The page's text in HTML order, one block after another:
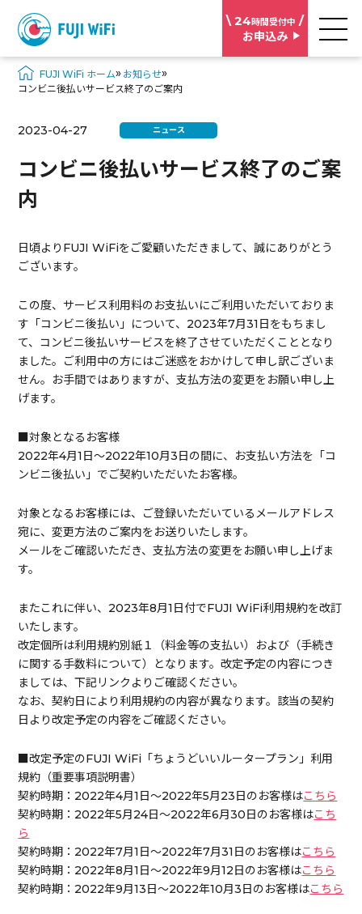
\ 24 時間受付中 /
お申込み
FUJI WiFi ホーム» お知らせ»
コンビニ後払いサービス終了のご案内
2023-04-27 ニュース
コンビニ後払いサービス終了のご案
内
日頃よりFUJI WiFiをご愛顧いただきまして、誠にありがとう
ございます。
この度、サービス利用料のお支払いにご利用いただいておりま
す「コンビニ後払い」について、2023年7月31日をもちまし
て、コンビニ後払いサービスを終了させていただくこととなり
ました。ご利用中の方にはご迷惑をおかけして申し訳ございま
せん。お手間ではありますが、支払方法の変更をお願い申し上
げます。
■対象となるお客様
2022年4月1日～2022年10月3日の間に、お支払い方法を「コ
ンビニ後払い」でご契約いただいたお客様。
対象となるお客様には、ご登録いただいているメールアドレス
宛に、変更方法のご案内をお送りいたします。
メールをご確認いただき、支払方法の変更をお願い申し上げま
す。
またこれに伴い、2023年8月1日付でFUJI WiFi利用規約を改訂
いたします。
改定個所は利用規約別紙１（料金等の支払い）および（手続き
に関する手数料について）となります。改定予定の内容につき
ましては、下記リンクよりご確認ください。
なお、契約日により利用規約の内容が異なります。該当の契約
日より改定予定の内容をご確認ください。
■改定予定のFUJI WiFi「ちょうどいいルータープラン」利用
規約（重要事項説明書）
契約時期：2022年4月1日～2022年5月23日のお客様はこちら
契約時期：2022年5月24日～2022年6月30日のお客様はこち
ら
契約時期：2022年7月1日～2022年7月31日のお客様はこちら
契約時期：2022年8月1日～2022年9月12日のお客様はこちら
契約時期：2022年9月13日～2022年10月3日のお客様はこちら